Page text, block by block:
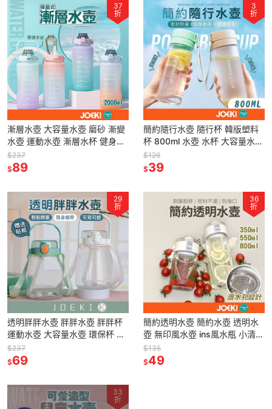
37
折
漸層水壺 大容量水壺 磨砂 漸變
水壺 運動水壺 漸層水杯 健身水
壺 彈蓋水壺【CC0232】
$237
$89
3
折
簡約隨行水壺 隨行杯 韓版塑料
杯 800ml 水壺 水杯 大容量水杯
透明水杯 磨砂水壺 隨行水壺
【CC0453】
$126
$39
29
折
透明胖胖水壺 胖胖水壺 胖胖杯
運動水壺 大容量水壺 環保杯 茶
杯 大肚杯 水壺 水杯
【CC0379】
$237
$69
36
折
簡約透明水壺 簡約水壺 透明水
壺 無印風水壺 ins風水瓶 小清新
水杯 水瓶【CC0380】
$135
$49
33
折